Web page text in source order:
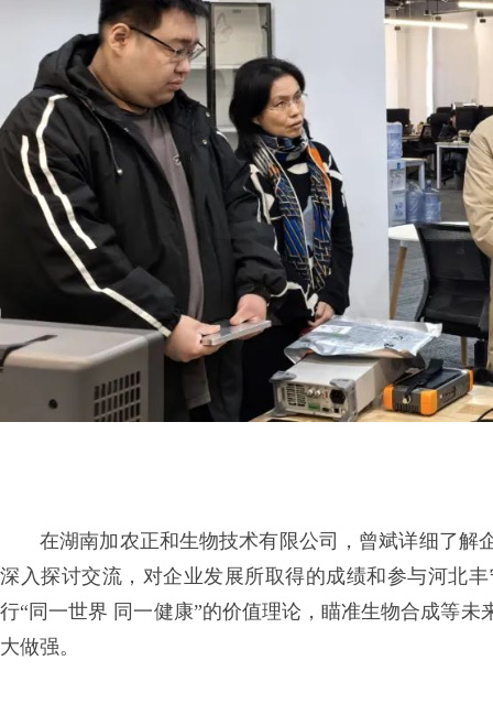
在湖南加农正和生物技术有限公司，曾斌详细了解
深入探讨交流，对企业发展所取得的成绩和参与河北
行“同一世界 同一健康”的价值理论，瞄准生物合成等
大做强。